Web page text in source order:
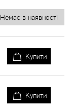
Немає в наявності
Купити
Купити